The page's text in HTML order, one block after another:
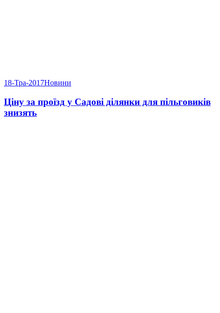
18-Тра-2017Новини
Ціну за проїзд у Садові ділянки для пільговиків
знизять